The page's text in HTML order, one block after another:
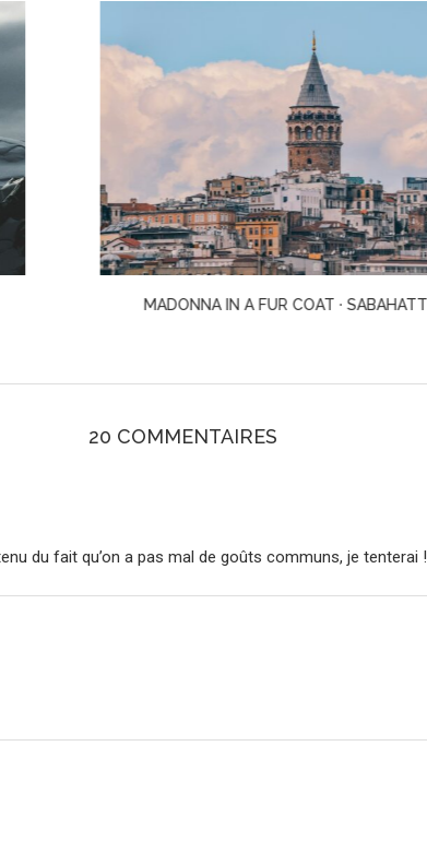
MADONNA IN A FUR COAT · SABAHATTIN ALI
20 COMMENTAIRES
du fait qu’on a pas mal de goûts communs, je tenterai !